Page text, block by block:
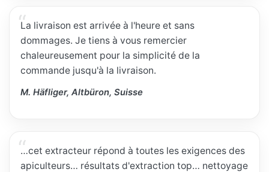
La livraison est arrivée à l'heure et sans
dommages. Je tiens à vous remercier
chaleureusement pour la simplicité de la
commande jusqu'à la livraison.
M. Häfliger, Altbüron, Suisse
…cet extracteur répond à toutes les exigences des
apiculteurs… résultats d'extraction top… nettoyage